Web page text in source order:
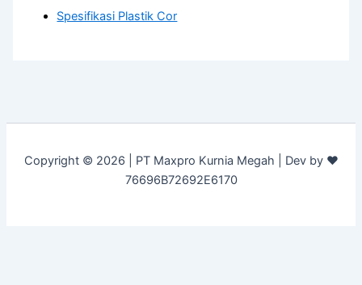
Spesifikasi Plastik Cor
Copyright © 2026 | PT Maxpro Kurnia Megah | Dev by ♥
76696B72692E6170